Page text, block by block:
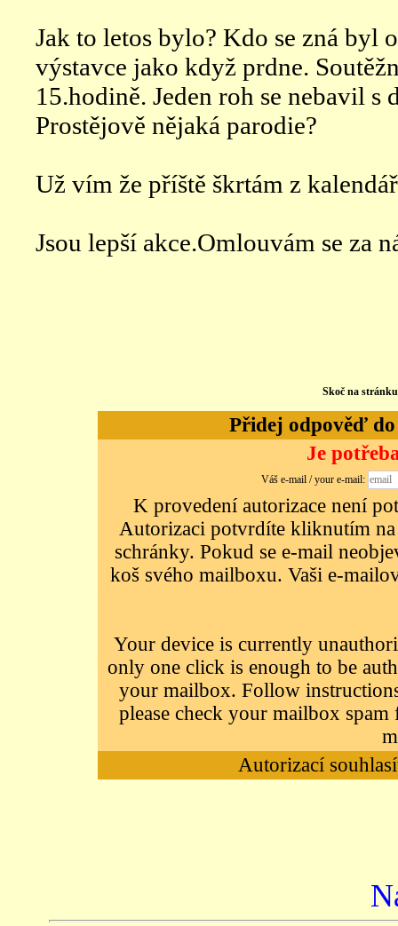
Jak to letos bylo? Kdo se zná byl
výstavce jako když prdne.
15.hodině. Jeden roh se nebavil s
Prostějově nějaká parodie?
Už vím že příště škrtám z
Jsou lepší akce.Omlouvám se za
Skoč na
Přidej odpověď
Je
Váš e-mail / your e-mail:
K provedení autorizace není
Autorizaci potvrdíte kliknutím na
schránky. Pokud se e-mail
koš svého mailboxu. Vaši e-
Your device is currently
only one click is enough to be
your mailbox. Follow
please check your mailbox
Autorizací